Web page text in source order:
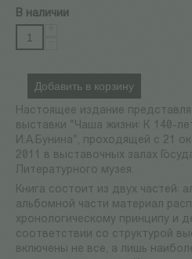
В наличии
Добавить в корзину
Настоящее издание
выставки "Чаша жизни: К 140-
И.А.Бунина", проходящей с 21
2011 в выставочных залах
Литературного музея.
Книга состоит из двух частей:
альбомной части материал
хронологическому принципу и
соответствии со структурой
включены не все, а лишь